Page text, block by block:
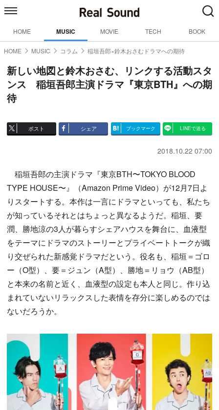
HOME MUSIC MOVIE TECH BOOK
HOME MUSIC コラム 稲垣吾郎×鈴木おさむドラマへの期待
新しい地図と鈴木おさむ、リンクする活動スタ
ンス 稲垣吾郎主演ドラマ『東京BTH』への期
待
ポスト シェア ブックマーク LINEで送る
2018.10.22 07:00
稲垣吾郎の主演ドラマ『東京BTH〜TOKYO BLOOD
TYPE HOUSE〜』（Amazon Prime Video）が12月7日よ
りスタートする。本作は一言にドラマといっても、私たち
が知っているそれとはちょっと異なるようだ。稲垣、要
潤、勝地涼の3人が暮らすシェアハウスを舞台に、血液型
をテーマにドラマのストーリーとプライベートトークが織
り交ぜられた新感覚ドラマだという。役名も、稲垣＝ゴロ
ー（O型）、要＝ジュン（A型）、勝地＝リョウ（AB型）
と本来の名前と近く、血液型の設定も本人と同じ。作り込
まれていないリラックスした表情を存分に楽しめるのでは
ないだろうか。